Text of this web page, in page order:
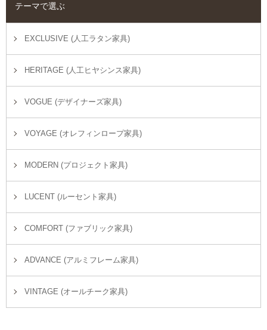
テーマで選ぶ
EXCLUSIVE (人工ラタン家具)
HERITAGE (人工ヒヤシンス家具)
VOGUE (デザイナーズ家具)
VOYAGE (オレフィンロープ家具)
MODERN (プロジェクト家具)
LUCENT (ルーセント家具)
COMFORT (ファブリック家具)
ADVANCE (アルミフレーム家具)
VINTAGE (オールチーク家具)